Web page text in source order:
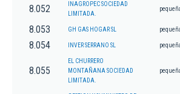
8.052
INAGROPEC SOCIEDAD
LIMITADA.
8.053 GH GAS HOGAR SL
8.054 INVER SERRANO SL
8.055
EL CHURRERO
MONTAÑANA SOCIEDAD
LIMITADA.